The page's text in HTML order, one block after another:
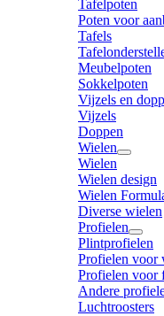
Tafelpoten
Poten voor
Tafels
Meubelpoten
Sokkelpoten
Vijzels en
Vijzels
Doppen
Wielen
Wielen
Wielen design
Wielen
Diverse wielen
Profielen
Plintprofielen
Profielen voor
Profielen voor
Andere
Luchtroosters